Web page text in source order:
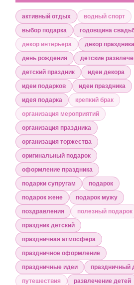
активный отдых
водный спорт
выбор подарка
годовщина
декор интерьера
декор праздника
день рождения
детские
детский праздник
идеи декора
идеи подарков
идеи праздника
идея подарка
крепкий брак
организация мероприятий
организация праздника
организация торжества
оригинальный подарок
оформление праздника
подарки супругам
подарок
подарок жене
подарок мужу
поздравления
полезный подарок
праздник детский
праздничная атмосфера
праздничное оформление
праздничные идеи
праздничный
путешествия
развлечение детей